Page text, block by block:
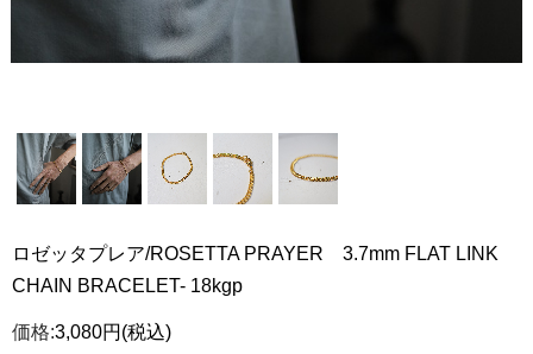
ロゼッタプレア/ROSETTA PRAYER 3.7mm FLAT LINK
CHAIN BRACELET- 18kgp
価格:3,080円 (税込)